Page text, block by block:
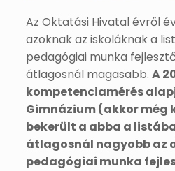
Az Oktatási Hivatal évről
azoknak az iskoláknak a
pedagógiai munka
átlagosnál magasabb. A
kompetenciamérés
Gimnázium (akkor még
bekerült a abba a
átlagosnál nagyobb az
pedagógiai munka